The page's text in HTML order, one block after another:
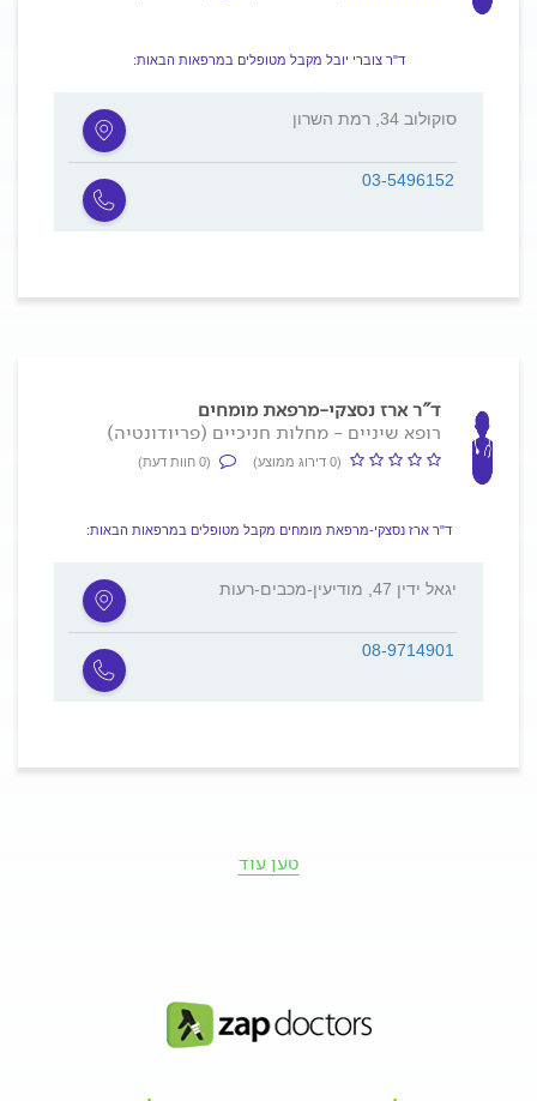
ד"ר צוברי יובל מקבל מטופלים במרפאות הבאות:
סוקולוב 34, רמת השרון
03-5496152
ד"ר ארז נסצקי-מרפאת מומחים
רופא שיניים - מחלות חניכיים (פריודונטיה)
(0 דירוג ממוצע) (0 חוות דעת)
ד"ר ארז נסצקי-מרפאת מומחים מקבל מטופלים במרפאות הבאות:
יגאל ידין 47, מודיעין-מכבים-רעות
08-9714901
טען עוד